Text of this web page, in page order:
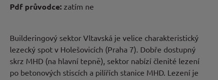
Obchod
Nová
cesta
Pdf průvodce: zatím ne
Builderingový sektor Vltavská je velice charakteristický
lezecký spot v Holešovicích (Praha 7). Dobře dostupný
skrz MHD (na hlavní tepně), sektor nabízí členité lezení
po betonových stiscích a pilířích stanice MHD. Lezení je